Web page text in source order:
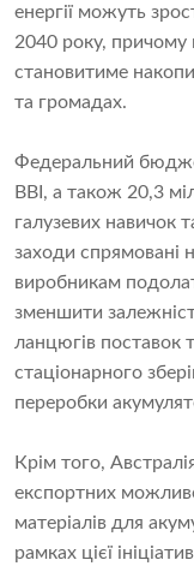
енергії можуть
2040 року, причому
становитиме
та громадах.
Федеральний
BBI, а також 20,3
галузевих навичок
заходи спрямовані
виробникам
зменшити
ланцюгів поставок
стаціонарного
переробки
Крім того,
експортних
матеріалів для
рамках цієї